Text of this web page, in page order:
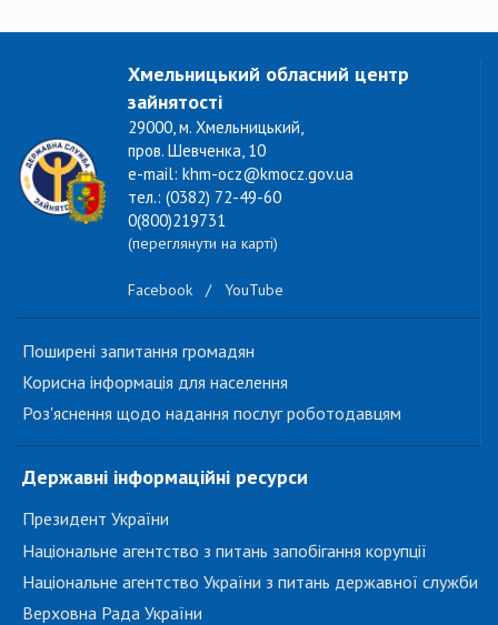
Хмельницький обласний центр
зайнятості
29000, м. Хмельницький,
пров. Шевченка, 10
e-mail: khm-ocz@kmocz.gov.ua
тел.: (0382) 72-49-60
0(800)219731
(переглянути на карті)
Facebook / YouTube
Поширені запитання громадян
Корисна інформація для населення
Роз'яснення щодо надання послуг роботодавцям
Державні інформаційні ресурси
Президент України
Національне агентство з питань запобігання корупції
Національне агентство України з питань державної служби
Верховна Рада України